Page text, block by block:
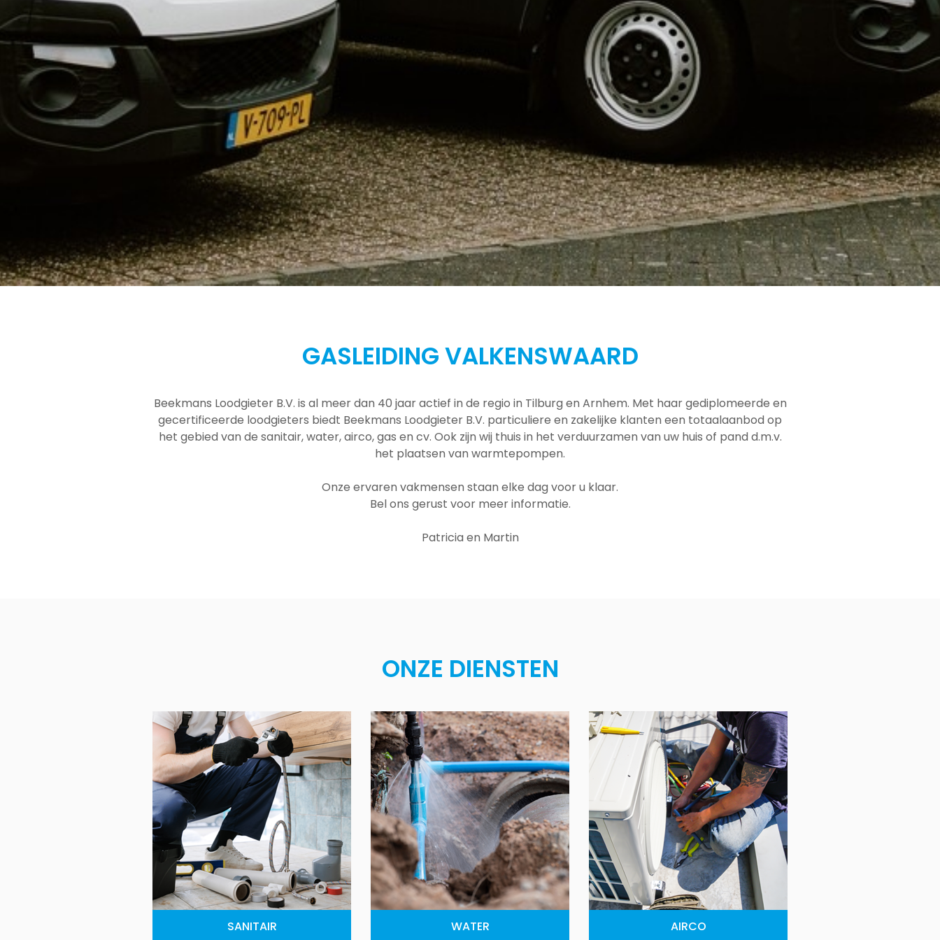
GASLEIDING VALKENSWAARD
Beekmans Loodgieter B.V. is al meer dan 40 jaar actief in de regio in Tilburg en Arnhem. Met haar gediplomeerde en
gecertificeerde loodgieters biedt Beekmans Loodgieter B.V. particuliere en zakelijke klanten een totaalaanbod op
het gebied van de sanitair, water, airco, gas en cv. Ook zijn wij thuis in het verduurzamen van uw huis of pand d.m.v.
het plaatsen van warmtepompen.
Onze ervaren vakmensen staan elke dag voor u klaar.
Bel ons gerust voor meer informatie.
Patricia en Martin
ONZE DIENSTEN
SANITAIR WATER AIRCO